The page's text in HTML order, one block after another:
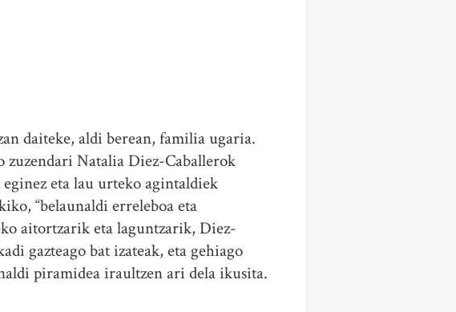
daiteke, aldi berean, familia ugaria.
Natalia Diez-Caballerok
eta lau urteko agintaldiek
“belaunaldi erreleboa eta
aitortzarik eta laguntzarik, Diez-
gazteago bat izateak, eta gehiago
piramidea iraultzen ari dela ikusita.